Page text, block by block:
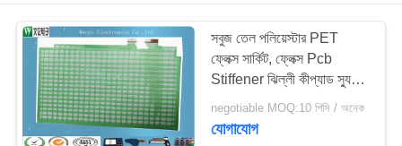
পণ্য
আমাদের
সম্পর্কে
সবুজ তেল পলিয়েস্টার PET
ফ্লেক্স সার্কিট, ফ্লেক্স Pcb
Stiffener ঝিল্লী কীপ্যাড স্যুইচ
negotiable MOQ:10 পিসি / অনেক
যোগাযোগ